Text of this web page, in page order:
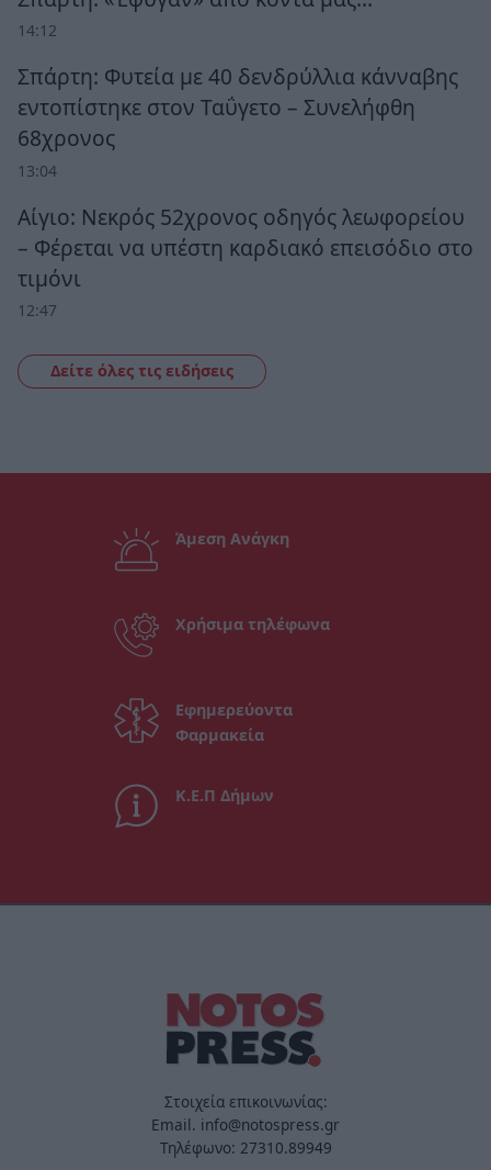
14:12
Σπάρτη: Φυτεία με 40 δενδρύλλια κάνναβης
εντοπίστηκε στον Ταΰγετο – Συνελήφθη
68χρονος
13:04
Αίγιο: Νεκρός 52χρονος οδηγός λεωφορείου
– Φέρεται να υπέστη καρδιακό επεισόδιο στο
τιμόνι
12:47
Δείτε όλες τις ειδήσεις
Άμεση Ανάγκη
Χρήσιμα τηλέφωνα
Εφημερεύοντα
Φαρμακεία
Κ.Ε.Π Δήμων
Στοιχεία επικοινωνίας:
Email. info@notospress.gr
Τηλέφωνο: 27310.89949